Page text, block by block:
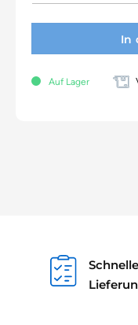
In
Auf Lager